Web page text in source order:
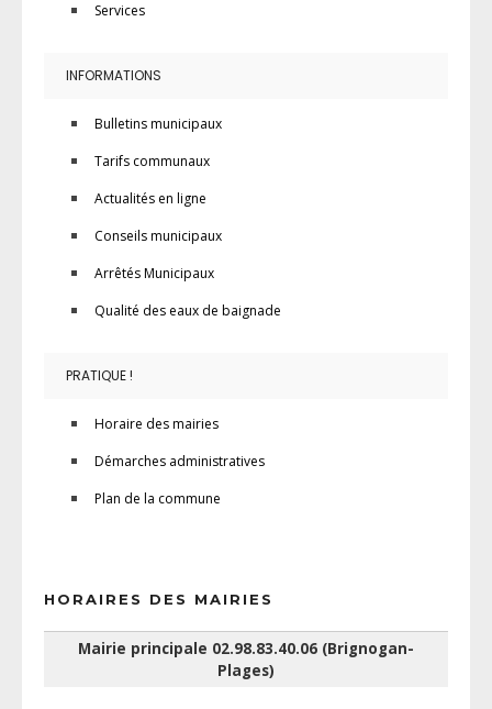
Services
INFORMATIONS
Bulletins municipaux
Tarifs communaux
Actualités en ligne
Conseils municipaux
Arrêtés Municipaux
Qualité des eaux de baignade
PRATIQUE !
Horaire des mairies
Démarches administratives
Plan de la commune
HORAIRES DES MAIRIES
Mairie principale 02.98.83.40.06 (Brignogan-
Plages)